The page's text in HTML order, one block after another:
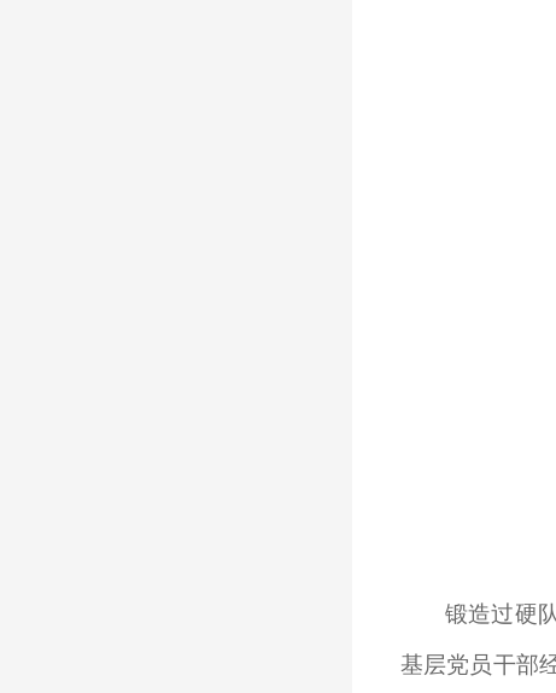
锻造过硬
基层党员干部